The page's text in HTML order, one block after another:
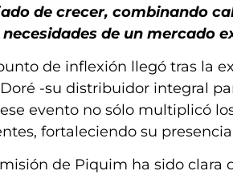
de crecer, combinando
necesidades de un mercado
de inflexión llegó tras la
-su distribuidor integral
evento no sólo multiplicó
fortaleciendo su
de Piquim ha sido clara